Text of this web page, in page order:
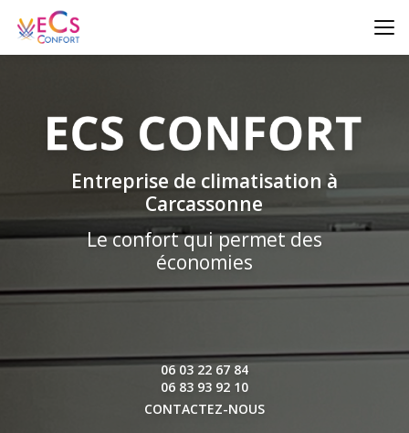
contenu
principal
Entreprise de climatisation à
Carcassonne
Le confort qui permet des
économies
06 03 22 67 84
06 83 93 92 10
CONTACTEZ-NOUS